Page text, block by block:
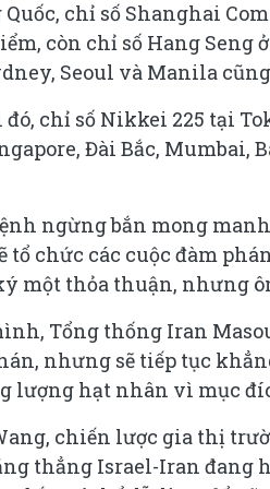
chỉ số Shanghai
còn chỉ số Hang Seng
Seoul và Manila
chỉ số Nikkei 225 tại
Đài Bắc, Mumbai,
ngừng bắn mong
tổ chức các cuộc đàm
một thỏa thuận, nhưng
Tổng thống Iran
nhưng sẽ tiếp tục
lượng hạt nhân vì mục
chiến lược gia thị
thẳng Israel-Iran đang